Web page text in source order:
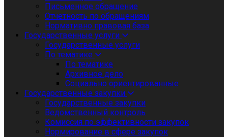
Письменное обращение
Отчетность по обращениям
Нормативно правовая база
Государственные услуги
Государственные услуги
По тематике
По тематике
Архивное дело
Социально ориентированные
Государственные закупки
Государственные закупки
Ведомственный контроль
Комиссия по эффективности закупок
Нормирование в сфере закупок